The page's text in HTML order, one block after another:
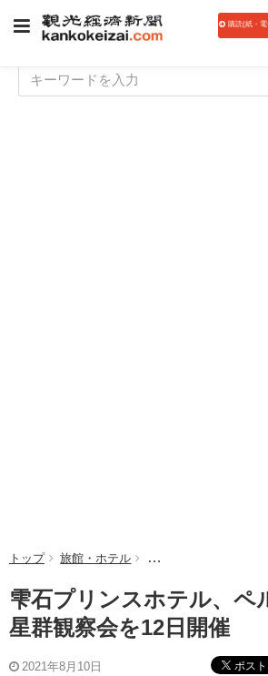
購読(紙・
トップ 旅館・ホテル 雫石プリンスホテル
雫石プリンスホテル、ペ
星群観察会を12日開催
2021年8月10日 ポスト